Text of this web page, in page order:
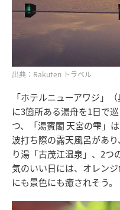
出典：Rakuten トラベル
「ホテルニューアワジ」
に3箇所ある湯舟を1日で
つ、「湯賓閣 天宮の雫」
波打ち際の露天風呂があ
り湯「古茂江温泉」、2つ
気のいい日には、オレン
にも景色にも癒されそう。